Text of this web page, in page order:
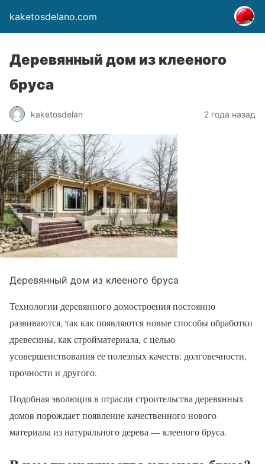
kaketosdelano.com
Деревянный дом из клееного
бруса
kaketosdelan 2 года назад
Деревянный дом из клееного бруса
Технологии деревянного домостроения постоянно
развиваются, так как появляются новые способы обработки
древесины, как стройматериала, с целью
усовершенствования ее полезных качеств: долговечности,
прочности и другого.
Подобная эволюция в отрасли строительства деревянных
домов порождает появление качественного нового
материала из натурального дерева — клееного бруса.